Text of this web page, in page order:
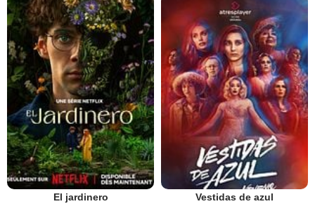
El jardinero Vestidas de azul